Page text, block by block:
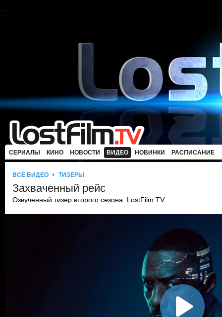
СЕРИАЛЫ КИНО НОВОСТИ ВИДЕО НОВИНКИ РАСПИСАНИЕ
ВСЕ ВИДЕО ТИЗЕРЫ
Захваченный рейс
Озвученный тизер второго сезона. LostFilm.TV